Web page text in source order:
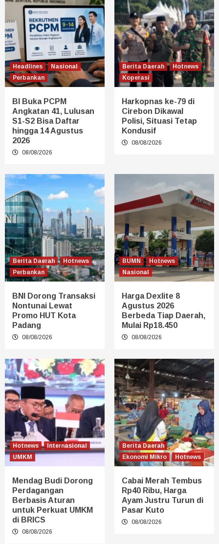
Headlines
Nasional
Perbankan
BI Buka PCPM
Angkatan 41, Lulusan
S1-S2 Bisa Daftar
hingga 14 Agustus
2026
08/08/2026
Berita Daerah
Hotnews
Koperasi
Harkopnas ke-79 di
Cirebon Dikawal
Polisi, Situasi Tetap
Kondusif
08/08/2026
Berita Daerah
Hotnews
Perbankan
BNI Dorong Transaksi
Nontunai Lewat
Promo HUT Kota
Padang
08/08/2026
BUMN
Hotnews
Nasional
Harga Dexlite 8
Agustus 2026
Berbeda Tiap Daerah,
Mulai Rp18.450
08/08/2026
Hotnews
Internasional
UMKM
Mendag Budi Dorong
Perdagangan
Berbasis Aturan
untuk Perkuat UMKM
di BRICS
08/08/2026
Berita Daerah
Ekonomi Mikro
Hotnews
Cabai Merah Tembus
Rp40 Ribu, Harga
Ayam Justru Turun di
Pasar Kuto
08/08/2026